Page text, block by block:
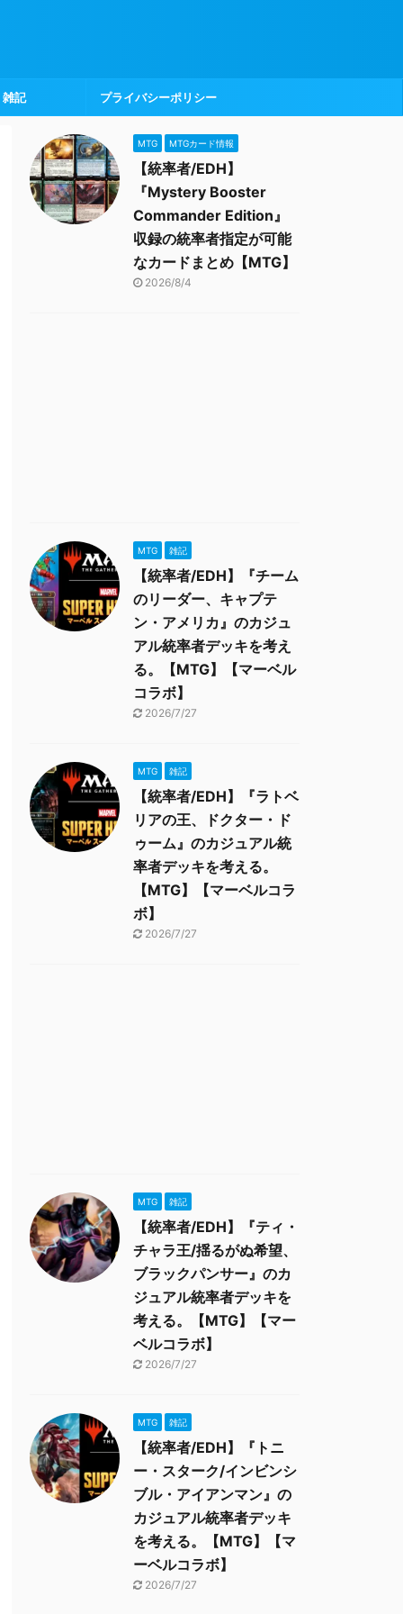
雑記 プライバシーポリシー
MTG MTGカード情報
【統率者/EDH】
『Mystery Booster
Commander Edition』
収録の統率者指定が可能
なカードまとめ【MTG】
2026/8/4
MTG 雑記
【統率者/EDH】『チーム
のリーダー、キャプテ
ン・アメリカ』のカジュ
アル統率者デッキを考え
る。【MTG】【マーベル
コラボ】
2026/7/27
MTG 雑記
【統率者/EDH】『ラトベ
リアの王、ドクター・ド
ゥーム』のカジュアル統
率者デッキを考える。
【MTG】【マーベルコラ
ボ】
2026/7/27
MTG 雑記
【統率者/EDH】『ティ・
チャラ王/揺るがぬ希望、
ブラックパンサー』のカ
ジュアル統率者デッキを
考える。【MTG】【マー
ベルコラボ】
2026/7/27
MTG 雑記
【統率者/EDH】『トニ
ー・スターク/インビンシ
ブル・アイアンマン』の
カジュアル統率者デッキ
を考える。【MTG】【マ
ーベルコラボ】
2026/7/27